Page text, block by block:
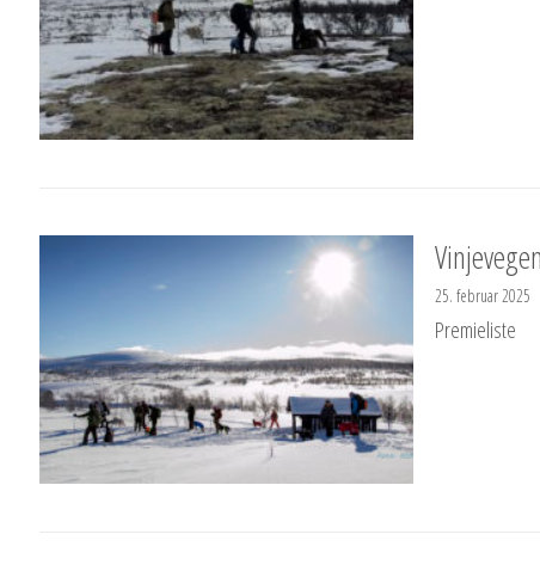
25. februar 2025
Premieliste